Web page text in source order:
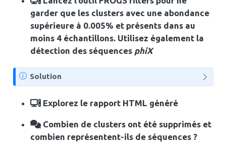
garder que les clusters avec une abondance
supérieure à 0.005% et présents dans au
moins 4 échantillons. Utilisez également la
détection des séquences phiX
N
o
t
e
Solution
Explorez le rapport HTML généré
Combien de clusters ont été supprimés et
combien représentent-ils de séquences ?